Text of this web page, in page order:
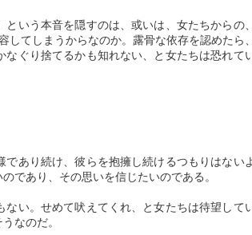
いう本音を隠すのは、或いは、女たちからの
してしまうからなのか。露骨な依存を認めたら
ぐり捨てるかも知れない、と女たちは恐れて
あり続け、彼らを抱擁し続けるつもりはない
であり、その思いを信じたいのである。
い。せめて吠えてくれ、と女たちは待望して
なのだ。
１４ヶ月」
わがかばね（屍）は野外
てられて、やせ犬のゑじき
期から才媛の誉 （ほま） れ
知的欲求の高さが探求心に繋
いく。
は何か
「老い」とは何
念である。
院長の日野原重
る際、配偶者と共に、
ったホームレスの大林
に置いて寝泊りしてい
隣の多くの住民の視野